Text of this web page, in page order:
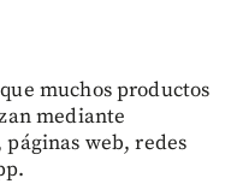
muchos productos
mediante
web, redes